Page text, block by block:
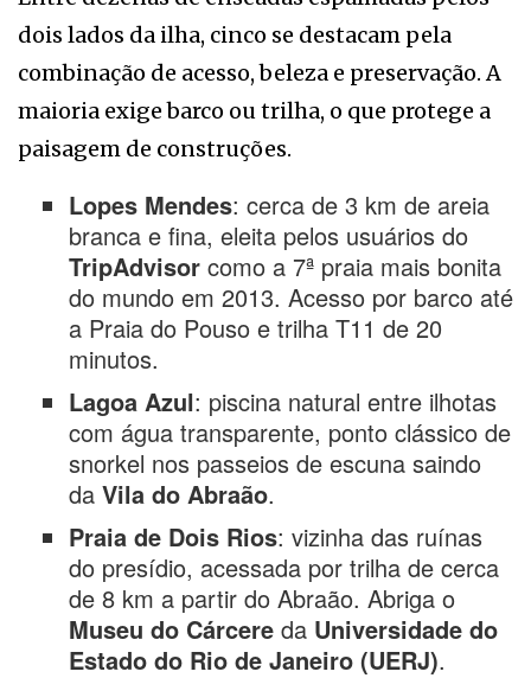
dois lados da ilha, cinco se destacam pela
combinação de acesso, beleza e preservação. A
maioria exige barco ou trilha, o que protege a
paisagem de construções.
Lopes Mendes: cerca de 3 km de areia
branca e fina, eleita pelos usuários do
TripAdvisorcomo a 7ª praia mais bonita
do mundo em 2013. Acesso por barco até
a Praia do Pouso e trilha T11 de 20
minutos.
Lagoa Azul: piscina natural entre ilhotas
com água transparente, ponto clássico de
snorkel nos passeios de escuna saindo
da Vila do Abraão.
Praia de Dois Rios: vizinha das ruínas
do presídio, acessada por trilha de cerca
de 8 km a partir do Abraão. Abriga o
Museu do Cárcereda Universidade do
Estado do Rio de Janeiro (UERJ).